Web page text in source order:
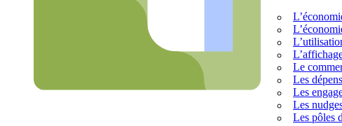
Le
Les
Les
Les
Les pôles